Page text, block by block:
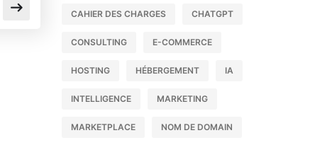
CAHIER DES CHARGES CHATGPT
CONSULTING E-COMMERCE
HOSTING HÉBERGEMENT IA
INTELLIGENCE MARKETING
MARKETPLACE NOM DE DOMAIN